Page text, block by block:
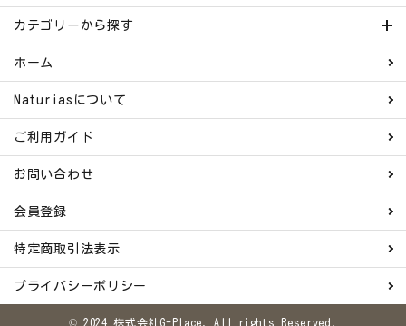
カテゴリーから探す
ホーム
Naturiasについて
ご利用ガイド
お問い合わせ
会員登録
特定商取引法表示
プライバシーポリシー
© 2024 株式会社G-Place. All rights Reserved.